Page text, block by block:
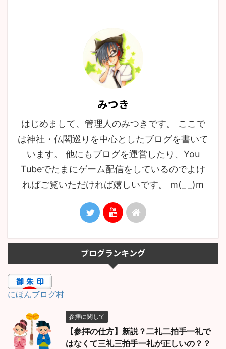
みつき
はじめまして、管理人のみつきです。 ここで
は神社・仏閣巡りを中心としたブログを書いて
います。 他にもブログを運営したり、You
Tubeでたまにゲーム配信をしているのでよけ
ればご覧いただければ嬉しいです。 m(_ _)m
ブログランキング
にほんブログ村
参拝に関して
【参拝の仕方】新説？二礼二拍手一礼で
はなくて三礼三拍手一礼が正しいの？？